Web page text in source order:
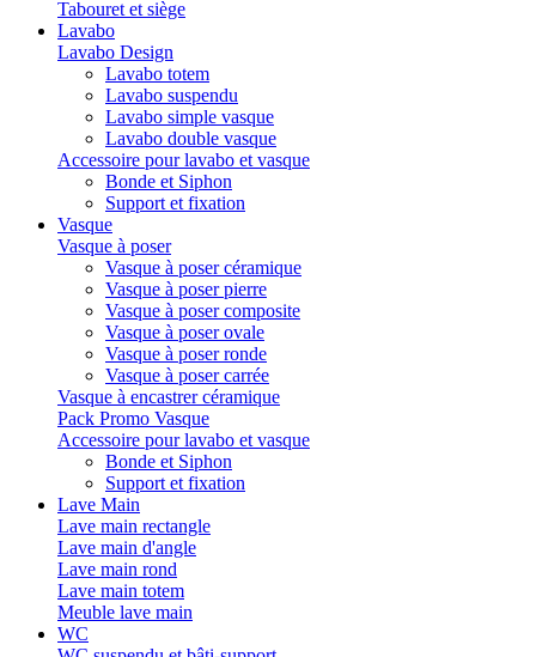
Tabouret et siège
Lavabo
Lavabo Design
Lavabo totem
Lavabo suspendu
Lavabo simple vasque
Lavabo double vasque
Accessoire pour lavabo et vasque
Bonde et Siphon
Support et fixation
Vasque
Vasque à poser
Vasque à poser céramique
Vasque à poser pierre
Vasque à poser composite
Vasque à poser ovale
Vasque à poser ronde
Vasque à poser carrée
Vasque à encastrer céramique
Pack Promo Vasque
Accessoire pour lavabo et vasque
Bonde et Siphon
Support et fixation
Lave Main
Lave main rectangle
Lave main d'angle
Lave main rond
Lave main totem
Meuble lave main
WC